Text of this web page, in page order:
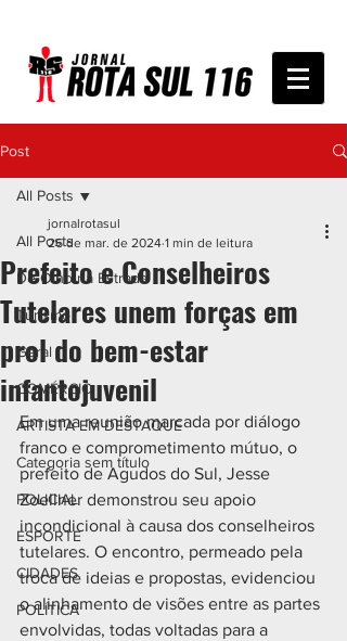
Post
All Posts
De Olho na Estrada
Turismo
Geral
COMÉRCIO
ARTISTA EM DESTAQUE
Categoria sem título
POLICIAL
ESPORTE
CIDADES
POLÍTICA
All Posts
Prefeito e Conselheiros
Tutelares unem forças em
prol do bem-estar
infantojuvenil
jornalrotasul
26 de mar. de 2024 1 min de leitura
Em uma reunião marcada por diálogo
franco e comprometimento mútuo, o
prefeito de Agudos do Sul, Jesse
Zoellner demonstrou seu apoio
incondicional à causa dos conselheiros
tutelares. O encontro, permeado pela
troca de ideias e propostas, evidenciou
o alinhamento de visões entre as partes
envolvidas, todas voltadas para a